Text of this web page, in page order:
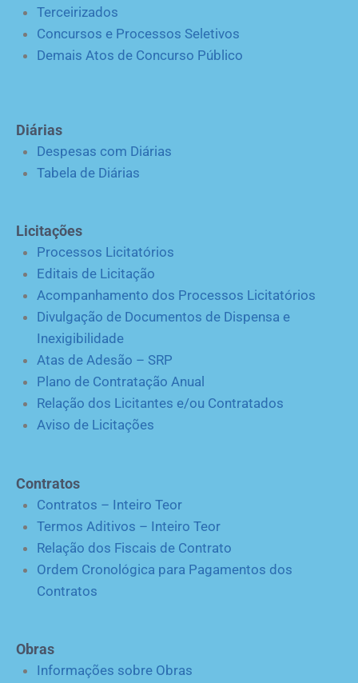
Terceirizados
Concursos e Processos Seletivos
Demais Atos de Concurso Público
Diárias
Despesas com Diárias
Tabela de Diárias
Licitações
Processos Licitatórios
Editais de Licitação
Acompanhamento dos Processos Licitatórios
Divulgação de Documentos de Dispensa e
Inexigibilidade
Atas de Adesão – SRP
Plano de Contratação Anual
Relação dos Licitantes e/ou Contratados
Aviso de Licitações
Contratos
Contratos – Inteiro Teor
Termos Aditivos – Inteiro Teor
Relação dos Fiscais de Contrato
Ordem Cronológica para Pagamentos dos
Contratos
Obras
Informações sobre Obras